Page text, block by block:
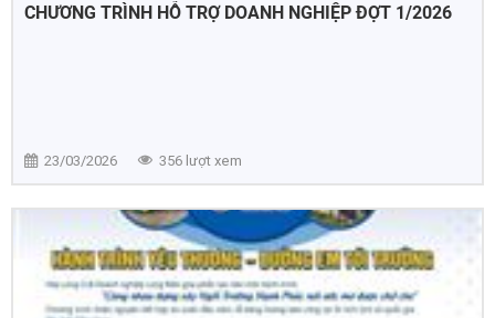
CHƯƠNG TRÌNH HỖ TRỢ DOANH NGHIỆP ĐỢT 1/2026
23/03/2026 356 lượt xem